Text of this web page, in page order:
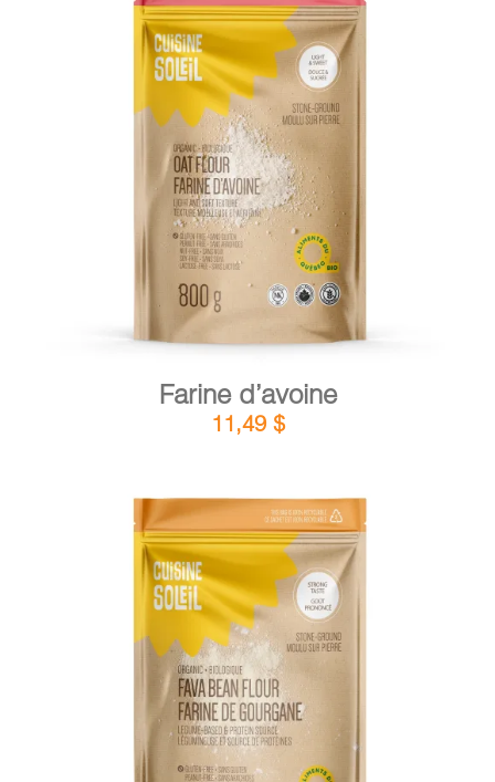
PANIER
EN
AJOUTER AU PANIER / DÉTAILS
Farine d’avoine
11,49 $
AJOUTER AU PANIER /